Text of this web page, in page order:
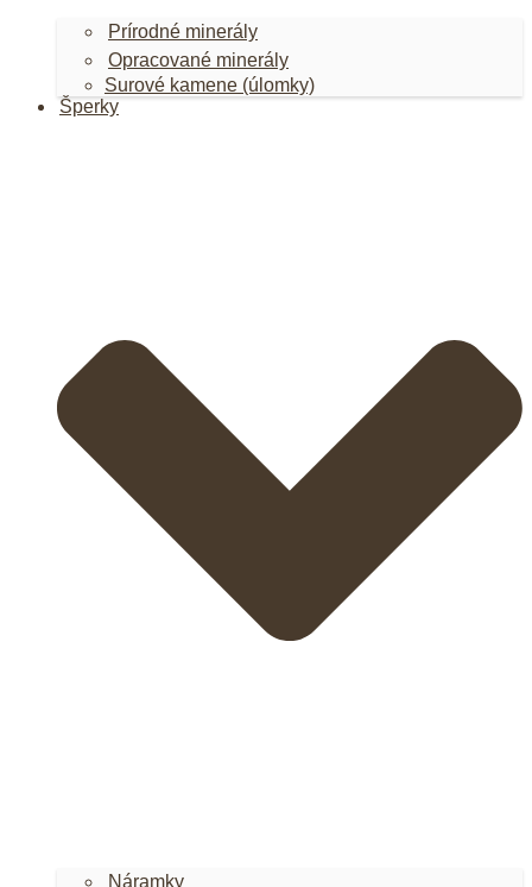
Prírodné minerály
Opracované minerály
Surové kamene (úlomky)
Šperky
Náramky